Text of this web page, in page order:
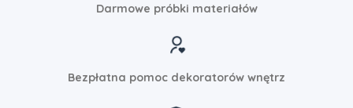
Darmowe próbki materiałów
Bezpłatna pomoc dekoratorów wnętrz